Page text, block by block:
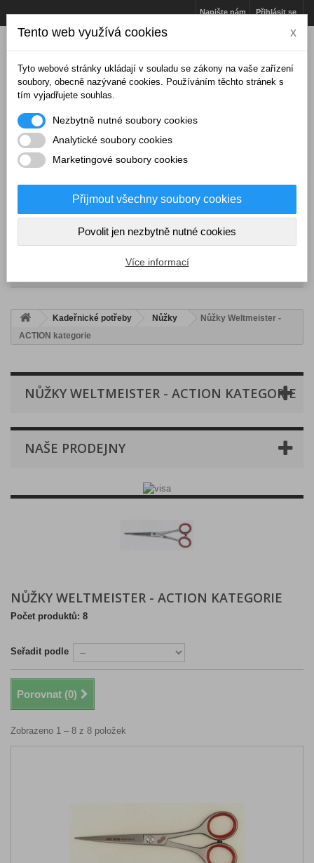
Přihlásit se
Napište nám
Košík (prázdný)
Kadeřnické potřeby Nůžky
Nůžky Weltmeister -
ACTION kategorie
NŮŽKY WELTMEISTER - ACTION KATEGORIE
NAŠE PRODEJNY
NŮŽKY WELTMEISTER - ACTION KATEGORIE
Počet produktů: 8
Seřadit podle
Porovnat (0)
Zobrazeno 1 – 8 z 8 položek
Tento web využívá cookies x
Tyto webové stránky ukládají v souladu se zákony na vaše zařízení
soubory, obecně nazývané cookies. Používáním těchto stránek s
tím vyjadřujete souhlas.
Nezbytně nutné soubory cookies
Analytické soubory cookies
Marketingové soubory cookies
Přijmout všechny soubory cookies
Povolit jen nezbytně nutné cookies
Více informací